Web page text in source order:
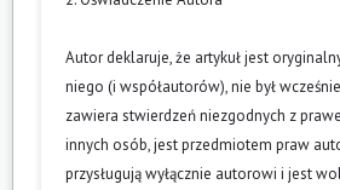
Autor deklaruje, że artykuł jest
niego (i współautorów), nie był
zawiera stwierdzeń niezgodnych z
innych osób, jest przedmiotem praw
przysługują wyłącznie autorowi i jest